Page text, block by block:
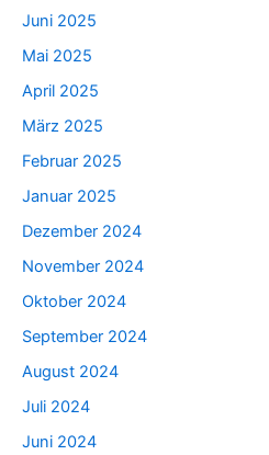
Juni 2025
Mai 2025
April 2025
März 2025
Februar 2025
Januar 2025
Dezember 2024
November 2024
Oktober 2024
September 2024
August 2024
Juli 2024
Juni 2024